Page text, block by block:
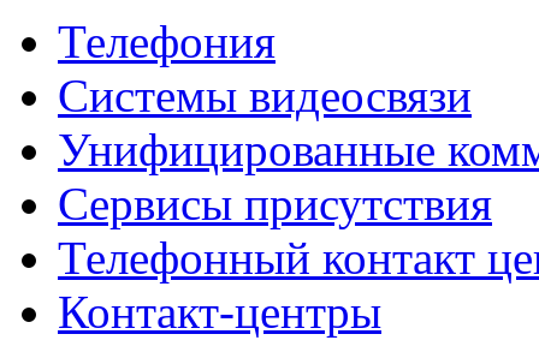
Телефония
Системы видеосвязи
Унифицированные
Сервисы присутствия
Телефонный контакт
Контакт-центры